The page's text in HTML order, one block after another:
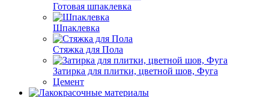
Готовая шпаклевка
Шпаклевка
Стяжка для Пола
Затирка для плитки, цветной шов, Фуга
Цемент